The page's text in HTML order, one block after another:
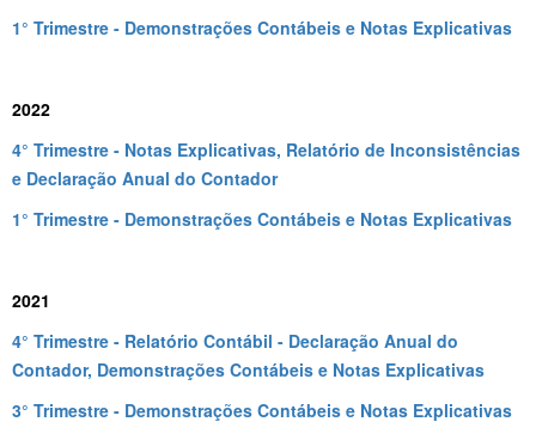
1° Trimestre - Demonstrações Contábeis e Notas Explicativas
2022
4° Trimestre - Notas Explicativas, Relatório de Inconsistências
e Declaração Anual do Contador
1° Trimestre - Demonstrações Contábeis e Notas Explicativas
2021
4° Trimestre - Relatório Contábil - Declaração Anual do
Contador, Demonstrações Contábeis e Notas Explicativas
3° Trimestre - Demonstrações Contábeis e Notas Explicativas